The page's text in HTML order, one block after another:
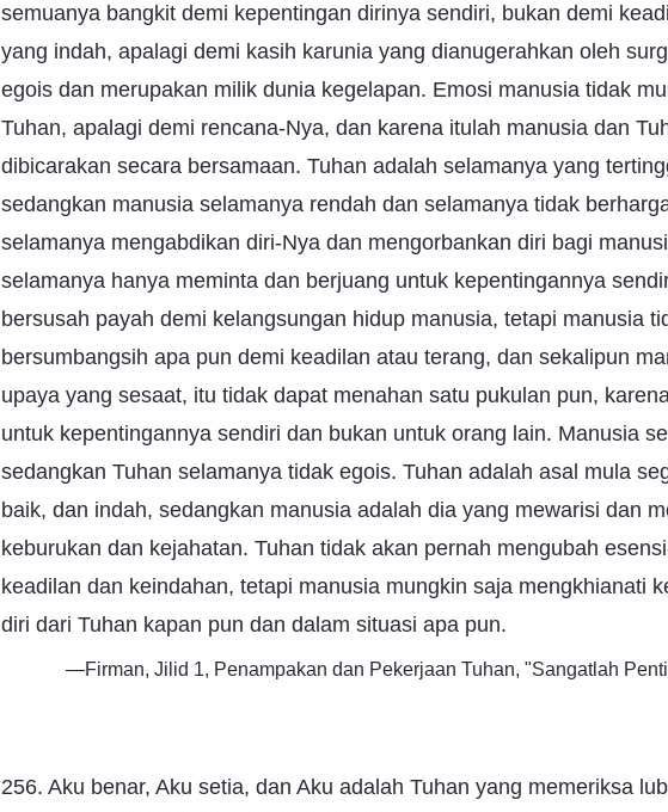
semuanya bangkit demi kepentingan dirinya sendiri, bukan demi
yang indah, apalagi demi kasih karunia yang dianugerahkan oleh
egois dan merupakan milik dunia kegelapan. Emosi manusia tidak
Tuhan, apalagi demi rencana-Nya, dan karena itulah manusia dan
dibicarakan secara bersamaan. Tuhan adalah selamanya yang
sedangkan manusia selamanya rendah dan selamanya tidak
selamanya mengabdikan diri-Nya dan mengorbankan diri bagi
selamanya hanya meminta dan berjuang untuk kepentingannya
bersusah payah demi kelangsungan hidup manusia, tetapi manusia
bersumbangsih apa pun demi keadilan atau terang, dan sekalipun
upaya yang sesaat, itu tidak dapat menahan satu pukulan pun,
untuk kepentingannya sendiri dan bukan untuk orang lain. Manusia
sedangkan Tuhan selamanya tidak egois. Tuhan adalah asal mula
baik, dan indah, sedangkan manusia adalah dia yang mewarisi dan
keburukan dan kejahatan. Tuhan tidak akan pernah mengubah
keadilan dan keindahan, tetapi manusia mungkin saja mengkhianati
diri dari Tuhan kapan pun dan dalam situasi apa pun.
—Firman, Jilid 1, Penampakan dan Pekerjaan Tuhan, "Sangatlah
256. Aku benar, Aku setia, dan Aku adalah Tuhan yang memeriksa